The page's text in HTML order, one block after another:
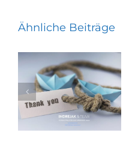
Ähnliche Beiträge